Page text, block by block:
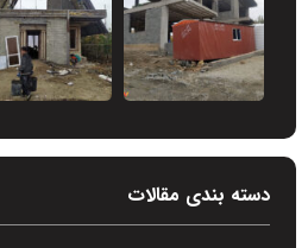
دسته بندی مقالات